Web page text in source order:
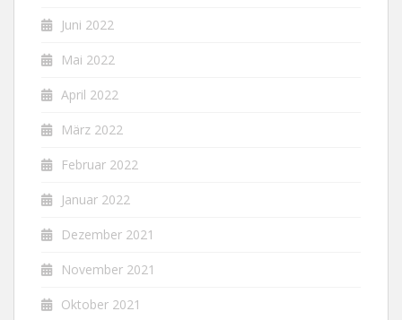
Juni 2022
Mai 2022
April 2022
März 2022
Februar 2022
Januar 2022
Dezember 2021
November 2021
Oktober 2021